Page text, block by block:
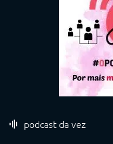
podcast da vez